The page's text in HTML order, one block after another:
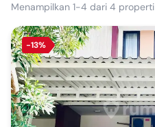
Menampilkan 1-4 dari 4 properti
-13%